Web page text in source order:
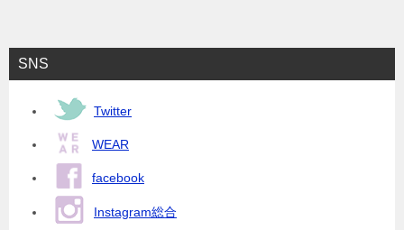
SNS
Twitter
WEAR
facebook
Instagram総合